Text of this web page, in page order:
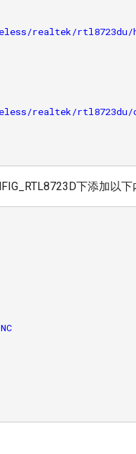
realtek/
realtek/
下添加以下